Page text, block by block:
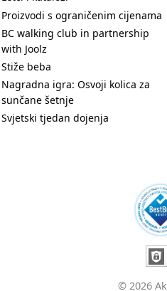
Proizvodi s ograničenim cijenama
BC walking club in partnership
with Joolz
Stiže beba
Nagradna igra: Osvoji kolica za
sunčane šetnje
Svjetski tjedan dojenja
© 2026